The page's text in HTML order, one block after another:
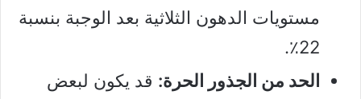
مستويات الدهون الثلاثية بعد الوجبة بنسبة
22٪.
الحد من الجذور الحرة: قد يكون لبعض